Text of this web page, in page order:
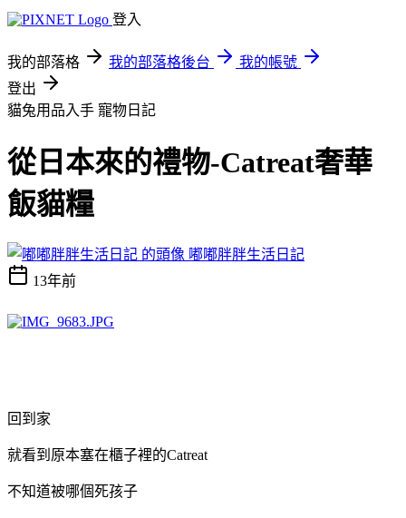
登入
我的部落格 我的部落格後台
我的帳號
登出
貓兔用品入手 寵物日記
從日本來的禮物-Catreat奢華
飯貓糧
嘟嘟胖胖生活日記
13年前
回到家
就看到原本塞在櫃子裡的Catreat
不知道被哪個死孩子